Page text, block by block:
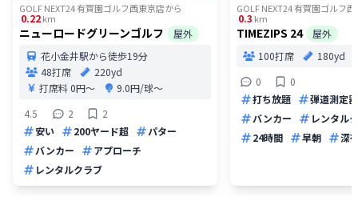
GOLF NEXT24 有賀園ゴルフ西東京店から
0.22km
ニューロードグリーンゴルフ
屋外
花小金井駅から徒歩19分
48打席
220yd
打席料0円〜
9.0円/球〜
4.5
2
2
安い
200ヤード超
パター
バンカー
アプローチ
レンタルクラブ
GOLF NEXT24 有賀園ゴルフ
0.3 km
TIMEZIPS 24
屋外
100打席
180yd
0
0
打ち放題
弾道測定器
バンカー
レンタル
24時間
早朝 深